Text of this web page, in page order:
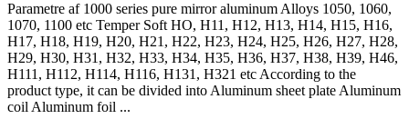
Parametre af 1000 series pure mirror aluminum Alloys 1050, 1060,
1070, 1100 etc Temper Soft HO, H11, H12, H13, H14, H15, H16,
H17, H18, H19, H20, H21, H22, H23, H24, H25, H26, H27, H28,
H29, H30, H31, H32, H33, H34, H35, H36, H37, H38, H39, H46,
H111, H112, H114, H116, H131, H321 etc According to the
product type, it can be divided into Aluminum sheet plate Aluminum
coil Aluminum foil ...